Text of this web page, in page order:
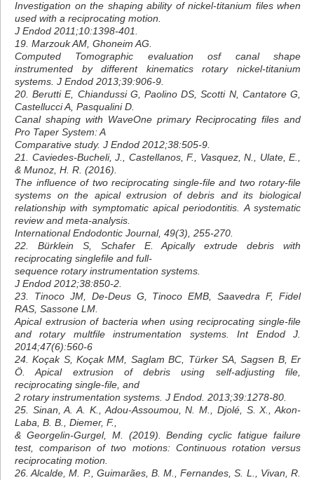
Investigation on the shaping ability of nickel-titanium files when
used with a reciprocating motion.
J Endod 2011;10:1398-401.
19. Marzouk AM, Ghoneim AG.
Computed Tomographic evaluation osf canal shape
instrumented by different kinematics rotary nickel-titanium
systems. J Endod 2013;39:906-9.
20. Berutti E, Chiandussi G, Paolino DS, Scotti N, Cantatore G,
Castellucci A, Pasqualini D.
Canal shaping with WaveOne primary Reciprocating files and
Pro Taper System: A
Comparative study. J Endod 2012;38:505-9.
21. Caviedes‐Bucheli, J., Castellanos, F., Vasquez, N., Ulate, E.,
& Munoz, H. R. (2016).
The influence of two reciprocating single‐file and two rotary‐file
systems on the apical extrusion of debris and its biological
relationship with symptomatic apical periodontitis. A systematic
review and meta‐analysis.
International Endodontic Journal, 49(3), 255-270.
22. Bürklein S, Schafer E. Apically extrude debris with
reciprocating singlefile and full-
sequence rotary instrumentation systems.
J Endod 2012;38:850-2.
23. Tinoco JM, De-Deus G, Tinoco EMB, Saavedra F, Fidel
RAS, Sassone LM.
Apical extrusion of bacteria when using reciprocating single-file
and rotary multfile instrumentation systems. Int Endod J.
2014;47(6):560-6
24. Koçak S, Koçak MM, Saglam BC, Türker SA, Sagsen B, Er
Ö. Apical extrusion of debris using self-adjusting file,
reciprocating single-file, and
2 rotary instrumentation systems. J Endod. 2013;39:1278-80.
25. Sinan, A. A. K., Adou-Assoumou, N. M., Djolé, S. X., Akon-
Laba, B. B., Diemer, F.,
& Georgelin-Gurgel, M. (2019). Bending cyclic fatigue failure
test, comparison of two motions: Continuous rotation versus
reciprocating motion.
26. Alcalde, M. P., Guimarães, B. M., Fernandes, S. L., Vivan, R.